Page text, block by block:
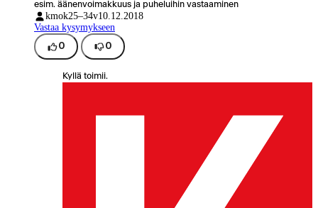
esim. äänenvoimakkuus ja puheluihin vastaaminen
kmok25–34v10.12.2018
Vastaa kysymykseen
0 0
Kyllä toimii.